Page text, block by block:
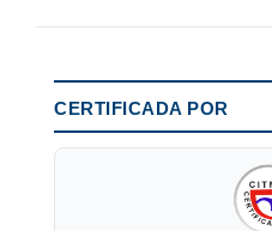
CERTIFICADA POR